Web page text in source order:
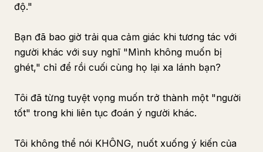
độ."
Bạn đã bao giờ trải qua cảm giác khi tương tác với
người khác với suy nghĩ "Mình không muốn bị
ghét," chỉ để rồi cuối cùng họ lại xa lánh bạn?
Tôi đã từng tuyệt vọng muốn trở thành một "người
tốt" trong khi liên tục đoán ý người khác.
Tôi không thể nói KHÔNG, nuốt xuống ý kiến của